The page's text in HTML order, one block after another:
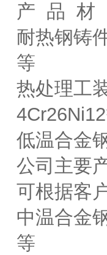
产 品 材
耐热钢铸
等
热处理工
低温合金
公司主要
可根据客
中温合金
等